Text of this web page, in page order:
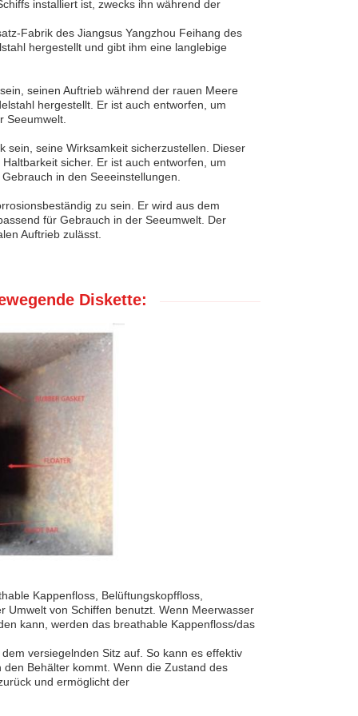
installiert ist, zwecks ihn während der
Fabrik des Jiangsus Yangzhou Feihang des
hergestellt und gibt ihm eine langlebige
seinen Auftrieb während der rauen Meere
hergestellt. Er ist auch entworfen, um
Seeumwelt.
sein, seine Wirksamkeit sicherzustellen. Dieser
sicher. Er ist auch entworfen, um
in den Seeeinstellungen.
zu sein. Er wird aus dem
für Gebrauch in der Seeumwelt. Der
Auftrieb zulässt.
Diskette:
Kappenfloss, Belüftungskopffloss,
von Schiffen benutzt. Wenn Meerwasser
kann, werden das breathable Kappenfloss/das
versiegelnden Sitz auf. So kann es effektiv
Behälter kommt. Wenn die Zustand des
und ermöglicht der